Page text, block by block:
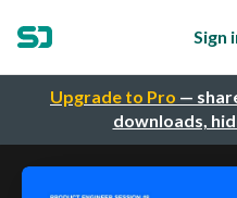
Upgrade to Pro —
downloads,
Sign